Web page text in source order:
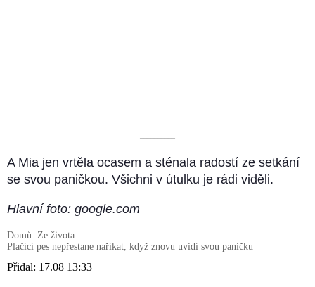
––––––––––
A Mia jen vrtěla ocasem a sténala radostí ze setkání
se svou paničkou. Všichni v útulku je rádi viděli.
Hlavní foto: google.com
Domů
Ze života
Plačící pes nepřestane naříkat, když znovu uvidí svou paničku
Přidal: 17.08 13:33